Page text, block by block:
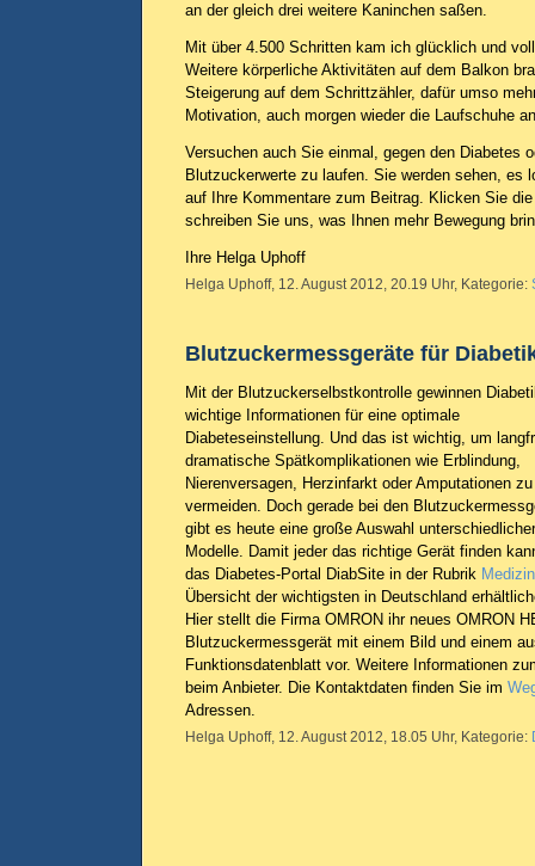
an der gleich drei weitere Kaninchen saßen.
Mit über 4.500 Schritten kam ich glücklich und
Weitere körperliche Aktivitäten auf dem Balkon
Steigerung auf dem Schrittzähler, dafür umso
Motivation, auch morgen wieder die Laufschuhe
Versuchen auch Sie einmal, gegen den Diabetes
Blutzuckerwerte zu laufen. Sie werden sehen, es
auf Ihre Kommentare zum Beitrag. Klicken Sie
schreiben Sie uns, was Ihnen mehr Bewegung
Ihre Helga Uphoff
Helga Uphoff, 12. August 2012, 20.19 Uhr, Kategorie:
Blutzuckermessgeräte für
Mit der Blutzuckerselbstkontrolle gewinnen
wichtige Informationen für eine optimale
Diabeteseinstellung. Und das ist wichtig, um
dramatische Spätkomplikationen wie Erblindung,
Nierenversagen, Herzinfarkt oder Amputationen zu
vermeiden. Doch gerade bei den
gibt es heute eine große Auswahl unterschiedlicher
Modelle. Damit jeder das richtige Gerät finden
das Diabetes-Portal DiabSite in der Rubrik
Übersicht der wichtigsten in Deutschland
Hier stellt die Firma OMRON ihr neues OMRON
Blutzuckermessgerät mit einem Bild und einem
Funktionsdatenblatt vor. Weitere Informationen
beim Anbieter. Die Kontaktdaten finden Sie im
Adressen.
Helga Uphoff, 12. August 2012, 18.05 Uhr, Kategorie: